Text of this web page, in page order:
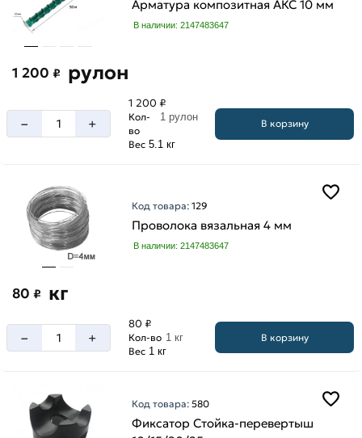
Арматура композитная АКС 10 мм
В наличии: 2147483647
1 200 ₽ рулон
– +
1 200 ₽
Кол-
во
1 рулон
Вес 5.1 кг
В корзину
Код товара:129
Проволока вязальная 4 мм
В наличии: 2147483647
80 ₽ кг
– +
80 ₽
Кол-во 1 кг
Вес 1 кг
В корзину
Код товара:580
Фиксатор Стойка-перевертыш